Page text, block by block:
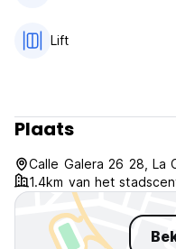
Lift
Plaats
Calle Galera 26 28, La
1.4km van het